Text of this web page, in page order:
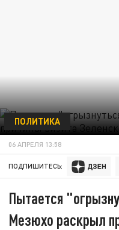
ПОЛИТИКА
06 АПРЕЛЯ 13:58
ПОДПИШИТЕСЬ:
Пытается
Мезюхо раскрыл